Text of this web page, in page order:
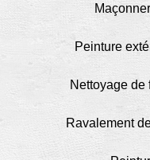
Peinture
Nettoyage
Ravalement